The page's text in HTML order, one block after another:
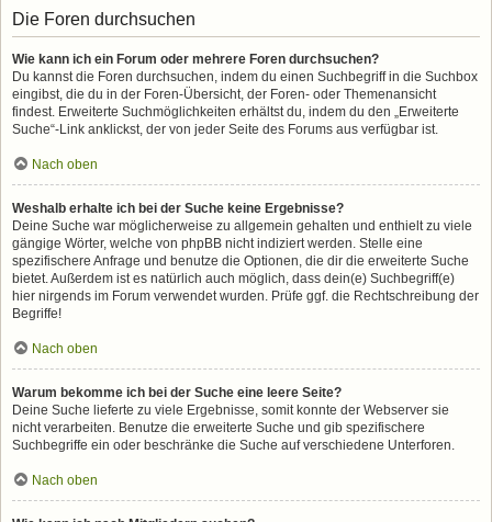
Die Foren durchsuchen
Wie kann ich ein Forum oder mehrere Foren durchsuchen?
Du kannst die Foren durchsuchen, indem du einen Suchbegriff in die Suchbox
eingibst, die du in der Foren-Übersicht, der Foren- oder Themenansicht
findest. Erweiterte Suchmöglichkeiten erhältst du, indem du den „Erweiterte
Suche“-Link anklickst, der von jeder Seite des Forums aus verfügbar ist.
Nach oben
Weshalb erhalte ich bei der Suche keine Ergebnisse?
Deine Suche war möglicherweise zu allgemein gehalten und enthielt zu viele
gängige Wörter, welche von phpBB nicht indiziert werden. Stelle eine
spezifischere Anfrage und benutze die Optionen, die dir die erweiterte Suche
bietet. Außerdem ist es natürlich auch möglich, dass dein(e) Suchbegriff(e)
hier nirgends im Forum verwendet wurden. Prüfe ggf. die Rechtschreibung der
Begriffe!
Nach oben
Warum bekomme ich bei der Suche eine leere Seite?
Deine Suche lieferte zu viele Ergebnisse, somit konnte der Webserver sie
nicht verarbeiten. Benutze die erweiterte Suche und gib spezifischere
Suchbegriffe ein oder beschränke die Suche auf verschiedene Unterforen.
Nach oben